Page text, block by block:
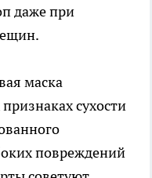
даже при
маска
сухости
повреждений